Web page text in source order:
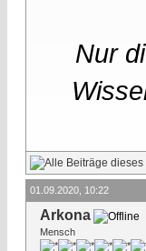
Nur
01.09.2020, 10:22
Arkona
Mensch